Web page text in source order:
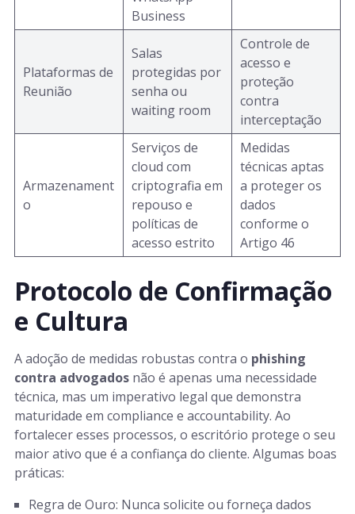
Business
Plataformas de
Reunião
Salas
protegidas por
senha ou
waiting room
Controle de
acesso e
proteção
contra
interceptação
Armazenament
o
Serviços de
cloud com
criptografia em
repouso e
políticas de
acesso estrito
Medidas
técnicas aptas
a proteger os
dados
conforme o
Artigo 46
Protocolo de Confirmação
e Cultura
A adoção de medidas robustas contra o phishing
contra advogados não é apenas uma necessidade
técnica, mas um imperativo legal que demonstra
maturidade em compliance e accountability. Ao
fortalecer esses processos, o escritório protege o seu
maior ativo que é a confiança do cliente. Algumas boas
práticas:
Regra de Ouro: Nunca solicite ou forneça dados